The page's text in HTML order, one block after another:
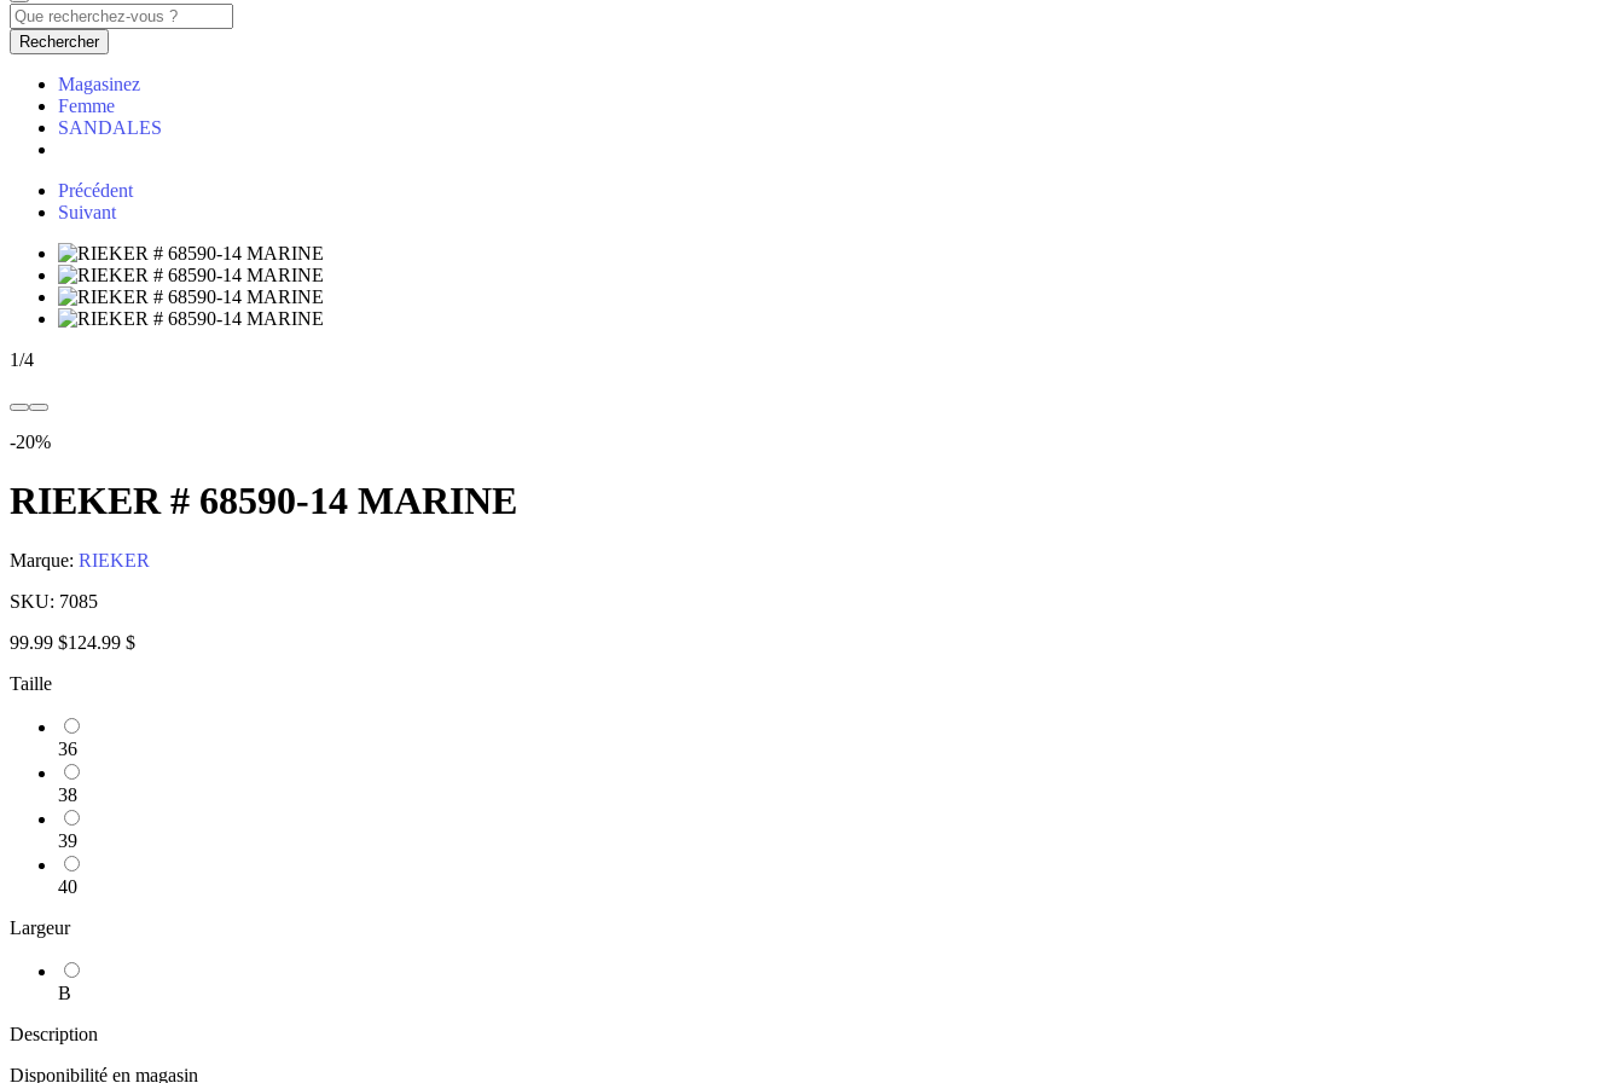
Rechercher
Magasinez
Femme
SANDALES
Précédent
Suivant
1/4
-20%
RIEKER # 68590-14 MARINE
Marque: RIEKER
SKU: 7085
99.99 $124.99 $
Taille
36
38
39
40
Largeur
B
Description
Disponibilité en magasin